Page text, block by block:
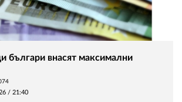
българи внасят максимални
/ 21:40